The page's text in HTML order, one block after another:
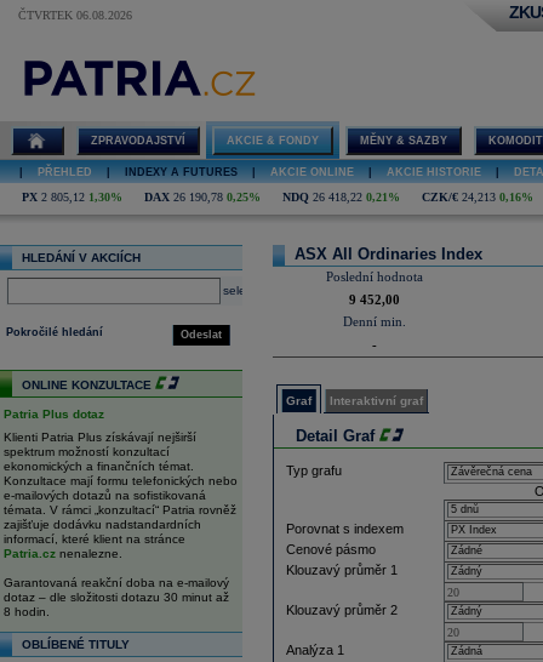
ČTVRTEK 06.08.2026
ASX All
Ordinaries
ZPRAVODAJSTVÍ AKCIE & FONDY MĚNY & SAZBY
PŘEHLED INDEXY A FUTURES AKCIE ONLINE AKCIE HISTORIE
PX 2 805,12 1,30% DAX 26 190,78 0,25% NDQ 26 418,22 0,21% CZK/€ 24,213 0,16%
HLEDÁNÍ V AKCIÍCH
select
Odeslat
Pokročilé hledání
ONLINE KONZULTACE
Patria Plus dotaz
Klienti Patria Plus získávají nejširší
spektrum možností konzultací
ekonomických a finančních témat.
Konzultace mají formu telefonických nebo
e-mailových dotazů na sofistikovaná
témata. V rámci „konzultací“ Patria rovněž
zajišťuje dodávku nadstandardních
informací, které klient na stránce
Patria.cz nenalezne.
Garantovaná reakční doba na e-mailový
dotaz – dle složitosti dotazu 30 minut až
8 hodin.
OBLÍBENÉ TITULY
ASX All Ordinaries Index
Poslední hodnota
9 452,00
Denní min.
-
Graf Interaktivní graf
Detail Graf
Typ grafu
Porovnat s indexem
Cenové pásmo
Klouzavý průměr 1
Klouzavý průměr 2
Analýza 1